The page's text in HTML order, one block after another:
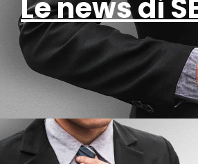
Le news di